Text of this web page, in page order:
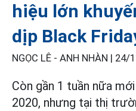
hiệu lớn
dịp Black
NGỌC LÊ - ANH NHÀN | 24/
Còn gần 1 tuần nữa
2020, nhưng tại thị